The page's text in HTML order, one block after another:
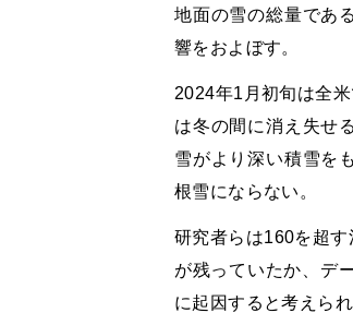
地面の雪の総量であ
響をおよぼす。
2024年1月初旬は全
は冬の間に消え失せ
雪がより深い積雪を
根雪にならない。
研究者らは160を超
が残っていたか、デ
に起因すると考えら